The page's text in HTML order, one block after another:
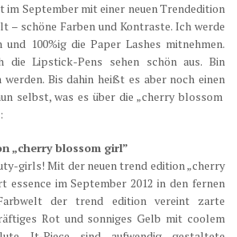
im September mit einer neuen Trendedition
– schöne Farben und Kontraste. Ich werde
100%ig die Paper Lashes mitnehmen.
Lipstick-Pens sehen schön aus. Bin
werden. Bis dahin heißt es aber noch einen
selbst, was es über die „cherry blossom
„cherry blossom girl”
girls! Mit der neuen trend edition „cherry
im September 2012 in den fernen
der trend edition vereint zarte
Rot und sonniges Gelb mit coolem